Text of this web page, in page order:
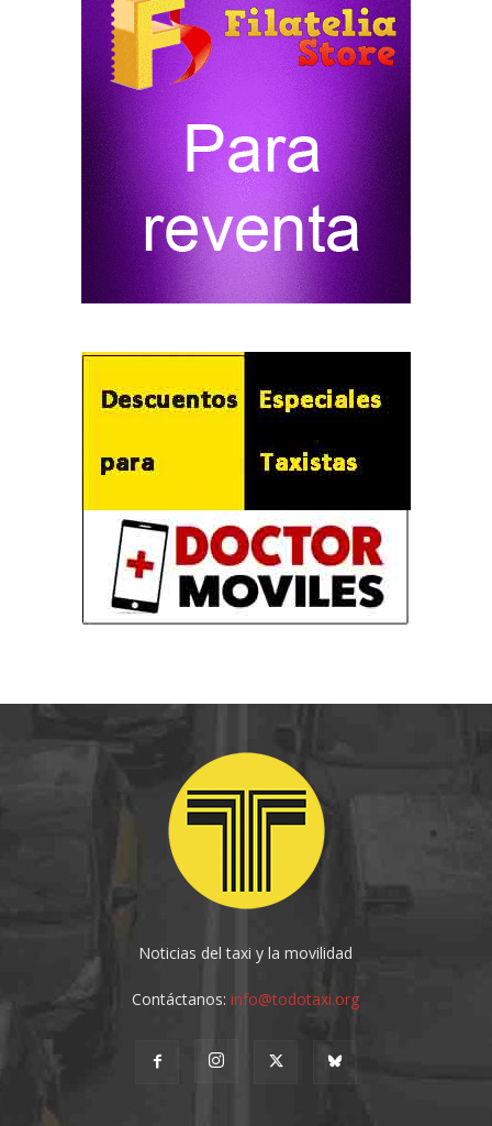
Noticias del taxi y la movilidad
Contáctanos:info@todotaxi.org